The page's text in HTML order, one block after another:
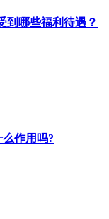
到哪些福利待遇？
作用吗?